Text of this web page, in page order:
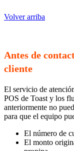
Volver arriba
Antes de
cliente
El servicio de
POS de Toast y los
anteriormente no
para que el equipo
El número de
El monto